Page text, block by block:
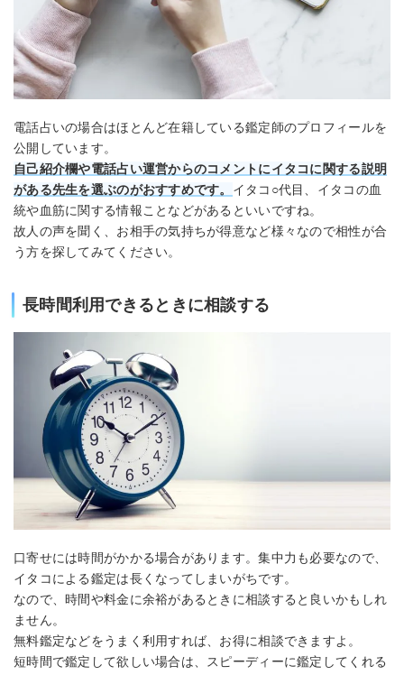
電話占いの場合はほとんど在籍している鑑定師のプロフィールを
公開しています。
自己紹介欄や電話占い運営からのコメントにイタコに関する説明
がある先生を選ぶのがおすすめです。 イタコ○代目、イタコの血
統や血筋に関する情報ことなどがあるといいですね。
故人の声を聞く、お相手の気持ちが得意など様々なので相性が合
う方を探してみてください。
長時間利用できるときに相談する
口寄せには時間がかかる場合があります。集中力も必要なので、
イタコによる鑑定は長くなってしまいがちです。
なので、時間や料金に余裕があるときに相談すると良いかもしれ
ません。
無料鑑定などをうまく利用すれば、お得に相談できますよ。
短時間で鑑定して欲しい場合は、スピーディーに鑑定してくれる